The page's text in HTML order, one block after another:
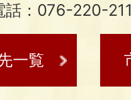
：076-220-
一覧